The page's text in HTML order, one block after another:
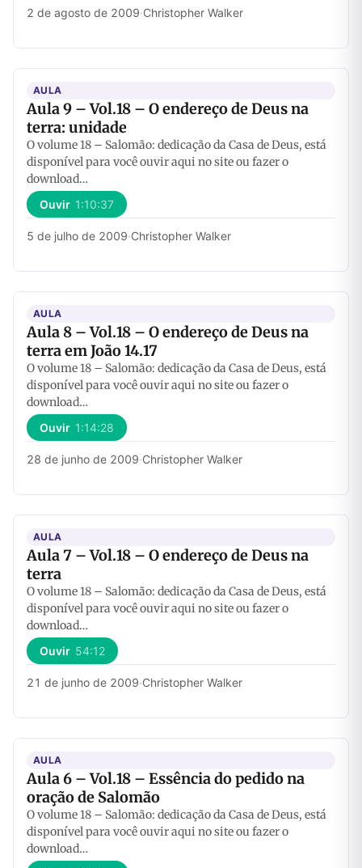
2 de agosto de 2009·Christopher Walker
AULA
Aula 9 – Vol.18 – O endereço de Deus na
terra: unidade
O volume 18 – Salomão: dedicação da Casa de Deus, está
disponível para você ouvir aqui no site ou fazer o
download…
Ouvir 1:10:37
5 de julho de 2009·Christopher Walker
AULA
Aula 8 – Vol.18 – O endereço de Deus na
terra em João 14.17
O volume 18 – Salomão: dedicação da Casa de Deus, está
disponível para você ouvir aqui no site ou fazer o
download…
Ouvir 1:14:28
28 de junho de 2009·Christopher Walker
AULA
Aula 7 – Vol.18 – O endereço de Deus na
terra
O volume 18 – Salomão: dedicação da Casa de Deus, está
disponível para você ouvir aqui no site ou fazer o
download…
Ouvir 54:12
21 de junho de 2009·Christopher Walker
AULA
Aula 6 – Vol.18 – Essência do pedido na
oração de Salomão
O volume 18 – Salomão: dedicação da Casa de Deus, está
disponível para você ouvir aqui no site ou fazer o
download…